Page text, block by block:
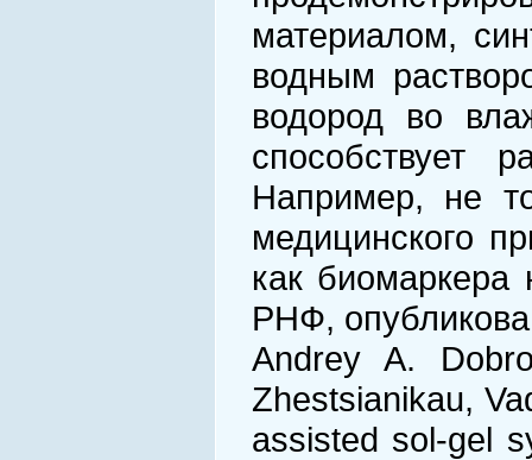
материалом,
водным
водород во
способствует
Например, не
медицинского
как биомаркера
РНФ,
Andrey A.
Zhestsianikau,
assisted sol-gel